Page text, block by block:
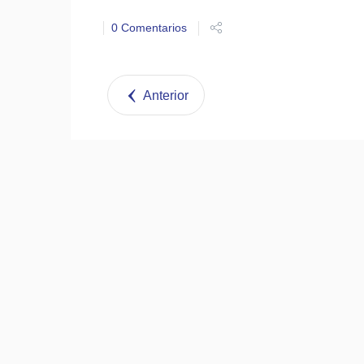
0 Comentarios
Anterior